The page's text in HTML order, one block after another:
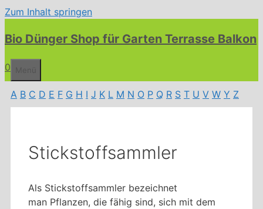
Zum Inhalt springen
Bio Dünger Shop für Garten Terrasse Balkon
0
A B C D E F G H I J K L M N O P Q R S T U V W Y Z
Stickstoffsammler
Als Stickstoffsammler bezeichnet
man Pflanzen, die fähig sind, sich mit dem